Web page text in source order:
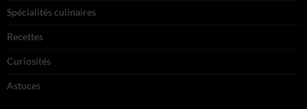
Spécialités culinaires
Recettes
Curiosités
Astuces